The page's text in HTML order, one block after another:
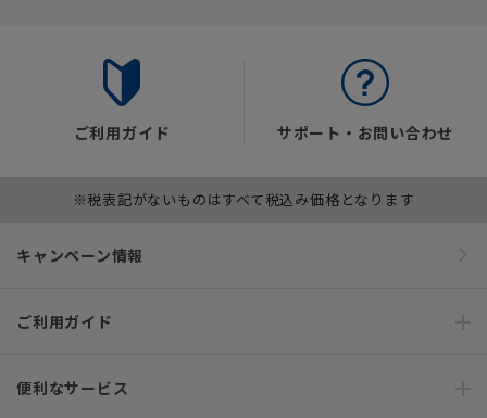
ご利用ガイド サポート・お問い合わせ
※税表記がないものはすべて税込み価格となります
キャンペーン情報
ご利用ガイド
便利なサービス